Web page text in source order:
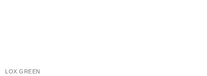
LOX GREEN